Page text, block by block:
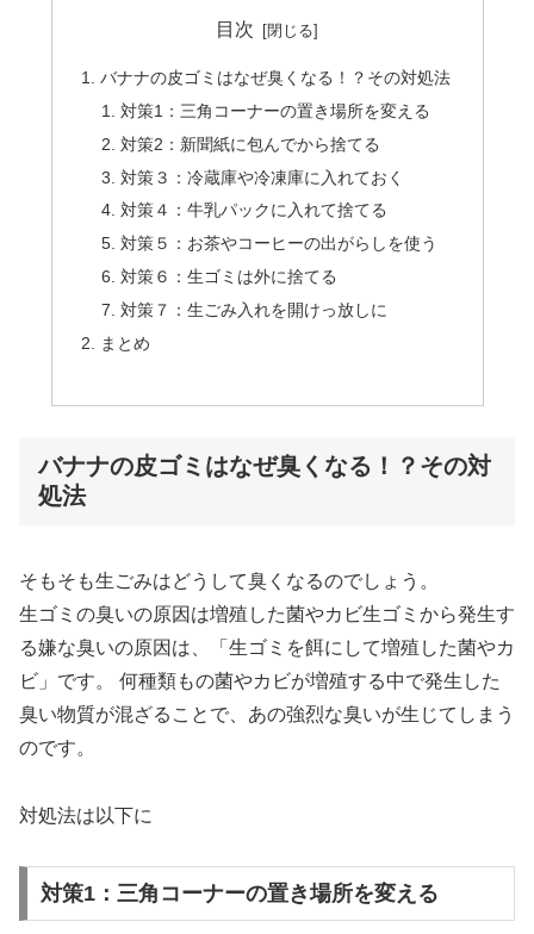
目次
バナナの皮ゴミはなぜ臭くなる！？その対処法
対策1：三角コーナーの置き場所を変える
対策2：新聞紙に包んでから捨てる
対策３：冷蔵庫や冷凍庫に入れておく
対策４：牛乳パックに入れて捨てる
対策５：お茶やコーヒーの出がらしを使う
対策６：生ゴミは外に捨てる
対策７：生ごみ入れを開けっ放しに
まとめ
バナナの皮ゴミはなぜ臭くなる！？その対
処法
そもそも生ごみはどうして臭くなるのでしょう。
生ゴミの臭いの原因は増殖した菌やカビ生ゴミから発生す
る嫌な臭いの原因は、「生ゴミを餌にして増殖した菌やカ
ビ」です。 何種類もの菌やカビが増殖する中で発生した
臭い物質が混ざることで、あの強烈な臭いが生じてしまう
のです。
対処法は以下に
対策1：三角コーナーの置き場所を変える